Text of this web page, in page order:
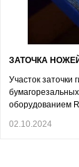
ЗАТОЧКА
Участок заточки
оборудованием
02.10.2024